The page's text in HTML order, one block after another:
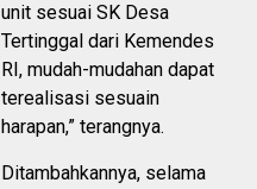
unit sesuai SK Desa
Tertinggal dari Kemendes
RI, mudah-mudahan dapat
terealisasi sesuain
harapan,” terangnya.
Ditambahkannya, selama